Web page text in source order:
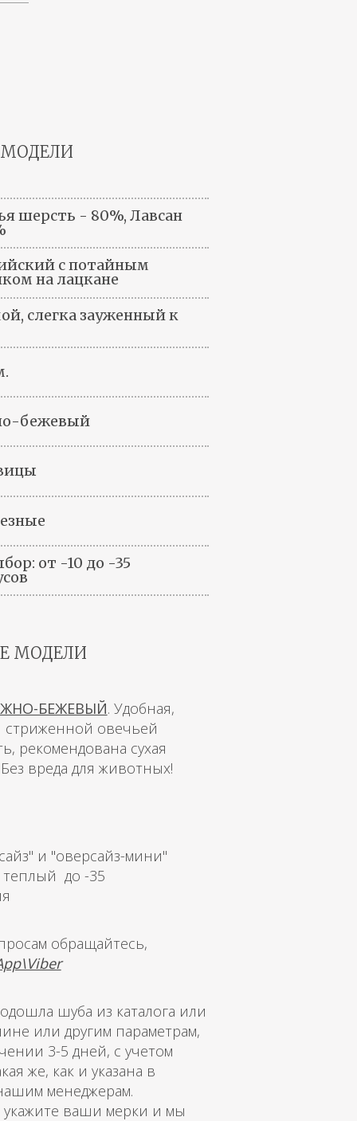
шерсть - 80%, Лавсан
с потайным
на лацкане
слегка зауженный к
бежевый
от -10 до -35
МОДЕЛИ
БЕЖЕВЫЙ. Удобная,
стриженной овечьей
рекомендована сухая
вреда для животных!
и "оверсайз-мини"
теплый до -35
обращайтесь,
шуба из каталога или
или другим параметрам,
3-5 дней, с учетом
же, как и указана в
менеджерам.
укажите ваши мерки и мы